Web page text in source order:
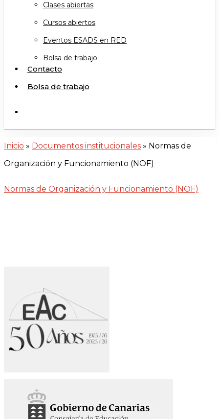
Clases abiertas
Cursos abiertos
Eventos ESADS en RED
Bolsa de trabajo
Contacto
Bolsa de trabajo
Inicio » Documentos institucionales » Normas de
Organización y Funcionamiento (NOF)
Normas de Organización y Funcionamiento (NOF)